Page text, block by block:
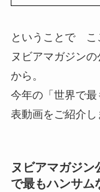
ということで こ
ヌビアマガジン
から。
今年の「世界で
表動画をご紹介し
ヌビアマガジ
で最もハンサム